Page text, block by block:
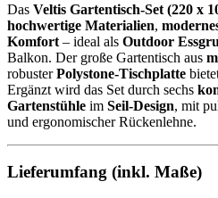
Das Veltis Gartentisch-Set (220 x
hochwertige Materialien,
Komfort – ideal als Outdoor
Balkon. Der große Gartentisch aus
robusterPolystone-Tischplatte
Ergänzt wird das Set durch sechs
Gartenstühle im Seil-Design, mit
und ergonomischer Rückenlehne.
Lieferumfang (inkl. Maße)